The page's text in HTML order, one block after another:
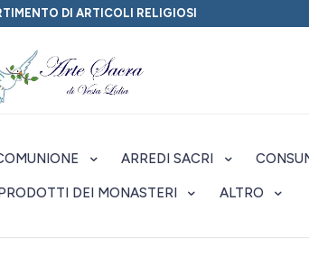
DI ARTICOLI RELIGIOSI
ARREDI SACRI
DEI MONASTERI ALTRO